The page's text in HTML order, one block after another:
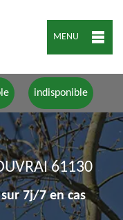
MENU
indisponible
61130
7j/7 en cas